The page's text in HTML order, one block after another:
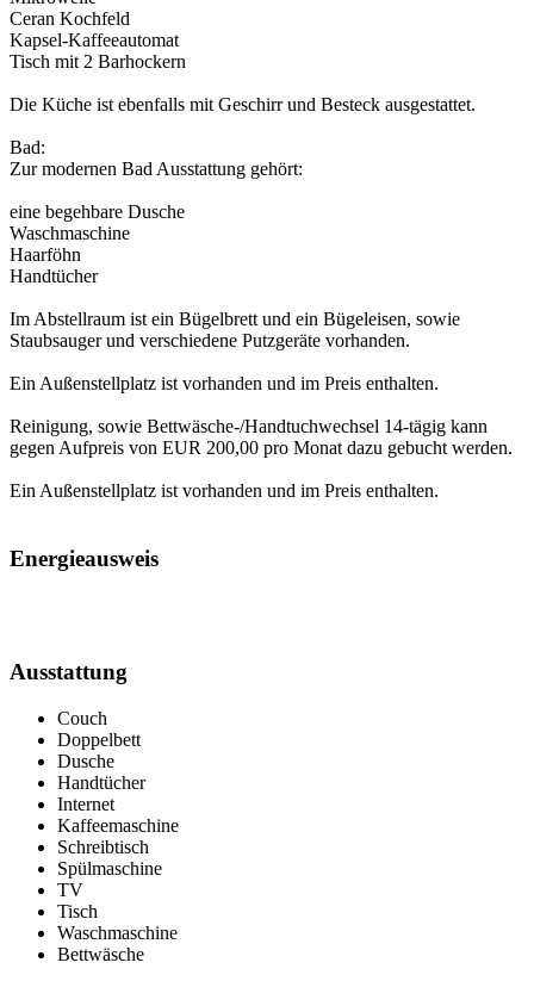
Ceran Kochfeld
Kapsel-Kaffeeautomat
Tisch mit 2 Barhockern
Die Küche ist ebenfalls mit Geschirr und Besteck ausgestattet.
Bad:
Zur modernen Bad Ausstattung gehört:
eine begehbare Dusche
Waschmaschine
Haarföhn
Handtücher
Im Abstellraum ist ein Bügelbrett und ein Bügeleisen, sowie
Staubsauger und verschiedene Putzgeräte vorhanden.
Ein Außenstellplatz ist vorhanden und im Preis enthalten.
Reinigung, sowie Bettwäsche-/Handtuchwechsel 14-tägig kann
gegen Aufpreis von EUR 200,00 pro Monat dazu gebucht werden.
Ein Außenstellplatz ist vorhanden und im Preis enthalten.
Energieausweis
Ausstattung
Couch
Doppelbett
Dusche
Handtücher
Internet
Kaffeemaschine
Schreibtisch
Spülmaschine
TV
Tisch
Waschmaschine
Bettwäsche